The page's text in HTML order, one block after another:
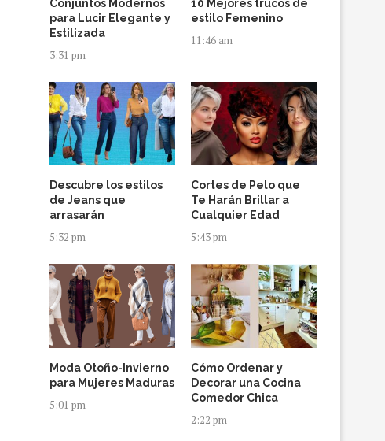
Conjuntos Modernos
para Lucir Elegante y
Estilizada
3:31 pm
10 Mejores trucos de
estilo Femenino
11:46 am
Descubre los estilos
de Jeans que
arrasarán
5:32 pm
Cortes de Pelo que
Te Harán Brillar a
Cualquier Edad
5:43 pm
Moda Otoño-Invierno
para Mujeres Maduras
5:01 pm
Cómo Ordenar y
Decorar una Cocina
Comedor Chica
2:22 pm